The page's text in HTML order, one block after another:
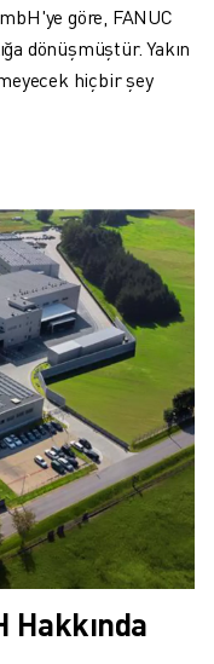
göre, FANUC
dönüşmüştür. Yakın
hiçbir şey
Hakkında